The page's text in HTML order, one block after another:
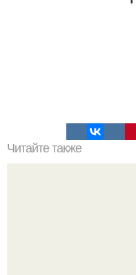
Читайте также